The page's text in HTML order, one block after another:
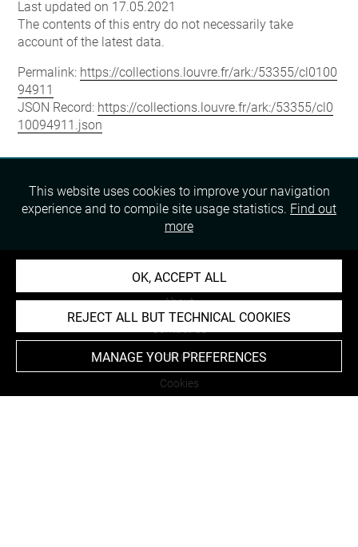
Last updated on 17.05.2021
The contents of this entry do not necessarily take
account of the latest data.
Permalink: https://collections.louvre.fr/ark:/53355/cl0100
94911
JSON Record: https://collections.louvre.fr/ark:/53355/cl0
10094911.json
About
Terms of use
Cookies
This website uses cookies to improve your navigation
experience and to compile site usage statistics. Find out
more
OK, ACCEPT ALL
REJECT ALL BUT TECHNICAL COOKIES
MANAGE YOUR PREFERENCES